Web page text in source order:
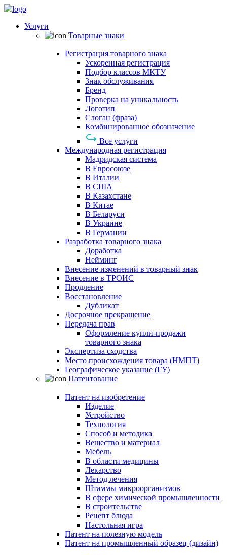
Услуги
Товарные знаки
Регистрация товарного знака
Ускоренная регистрация
Подбор классов МКТУ
Знак обслуживания
Бренд
Проверка на уникальность
Логотип
Слоган (фраза)
Комбинированное обозначение
Все услуги
Международная регистрация
Мадридская система
В Евросоюзе
В Италии
В США
В Казахстане
В Китае
В Беларуси
В Украине
В Германии
Разработка товарного знака
Доработка
Нейминг
Внесение изменений в товарный знак
Внесение в ТРОИС
Продление
Восстановление
Дубликат
Досрочное прекращение
Передача прав
Оформление купли-продажи
товарного знака
Экспертиза сходства
Место происхождения товара (НМПТ)
Географическое указание (ГУ)
Патентование
Патент на изобретение
Изделие
Устройство
Технология
Способ и методика
Вещество и материал
Мебель
В области медицины
Лекарство
Метод лечения
Штаммы микроорганизмов
В сфере химической промышленности
В строительстве
Рецепт блюда
Настольная игра
Патент на полезную модель
Патент на промышленный образец (дизайн)